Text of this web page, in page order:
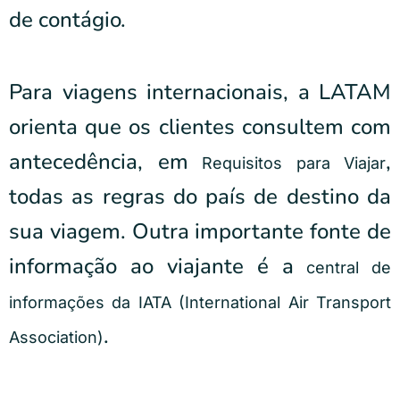
de contágio.
Para viagens internacionais, a LATAM
orienta que os clientes consultem com
antecedência, em Requisitos para Viajar,
todas as regras do país de destino da
sua viagem. Outra importante fonte de
informação ao viajante é a central de
informações da IATA (International Air Transport
Association).